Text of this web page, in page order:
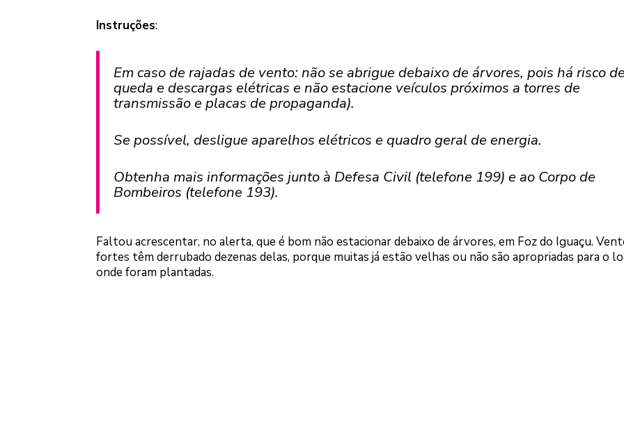
Instruções:
Em caso de rajadas de vento: não se abrigue debaixo de árvores, pois há risco de
queda e descargas elétricas e não estacione veículos próximos a torres de
transmissão e placas de propaganda).
Se possível, desligue aparelhos elétricos e quadro geral de energia.
Obtenha mais informações junto à Defesa Civil (telefone 199) e ao Corpo de
Bombeiros (telefone 193).
Faltou acrescentar, no alerta, que é bom não estacionar debaixo de árvores, em Foz do Iguaçu.
fortes têm derrubado dezenas delas, porque muitas já estão velhas ou não são apropriadas para o
onde foram plantadas.